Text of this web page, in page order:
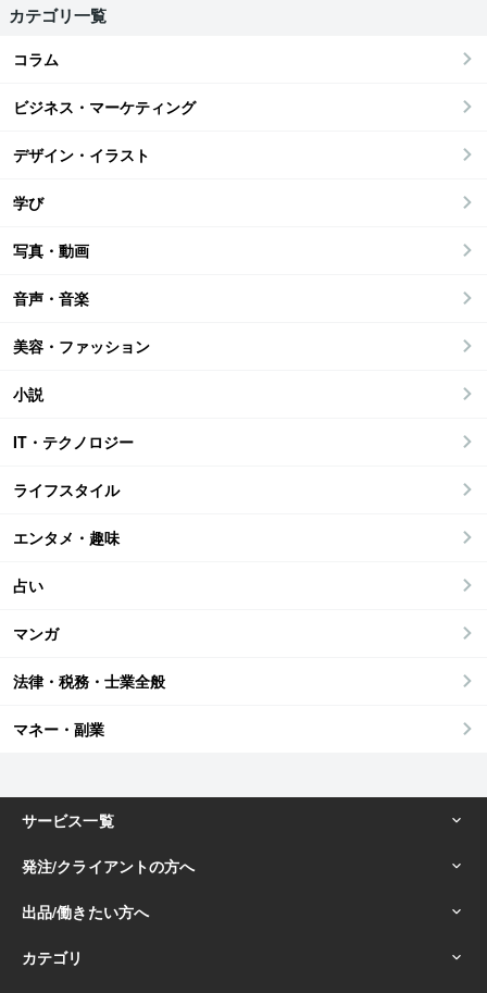
カテゴリ一覧
コラム
ビジネス・マーケティング
デザイン・イラスト
学び
写真・動画
音声・音楽
美容・ファッション
小説
IT・テクノロジー
ライフスタイル
エンタメ・趣味
占い
マンガ
法律・税務・士業全般
マネー・副業